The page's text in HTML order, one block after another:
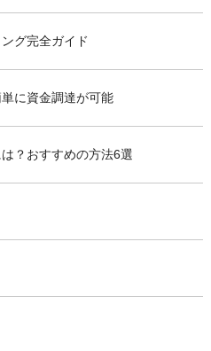
グ完全ガイド
に資金調達が可能
？おすすめの方法6選